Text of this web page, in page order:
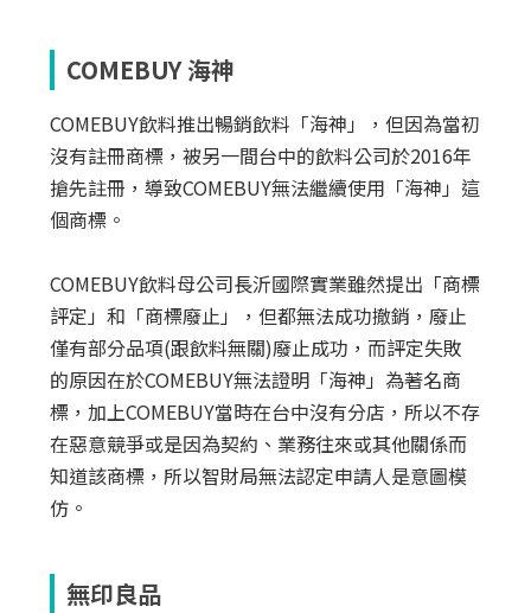
COMEBUY 海神
COMEBUY飲料推出暢銷飲料「海神」，但因為當初
沒有註冊商標，被另一間台中的飲料公司於2016年
搶先註冊，導致COMEBUY無法繼續使用「海神」這
個商標。
COMEBUY飲料母公司長沂國際實業雖然提出「商標
評定」和「商標廢止」，但都無法成功撤銷，廢止
僅有部分品項(跟飲料無關)廢止成功，而評定失敗
的原因在於COMEBUY無法證明「海神」為著名商
標，加上COMEBUY當時在台中沒有分店，所以不存
在惡意競爭或是因為契約、業務往來或其他關係而
知道該商標，所以智財局無法認定申請人是意圖模
仿。
無印良品